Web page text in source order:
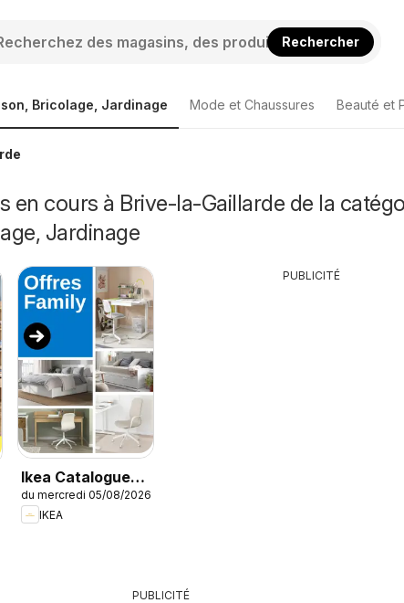
Rechercher
Bricolage, Jardinage Mode et Chaussures Beauté et
en cours à Brive-la-Gaillarde de la
Jardinage
Ikea Catalogue
des produits -
Offres Ikea
du mercredi 05/08/2026
IKEA
PUBLICITÉ
PUBLICITÉ